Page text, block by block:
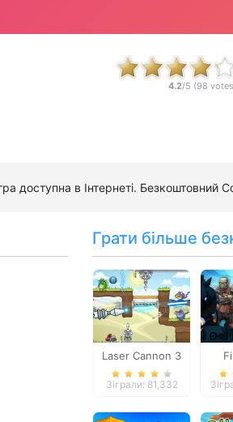
4.2/5 (98
доступна в Інтернеті. Безкоштовний
Грати більше
Laser Cannon 3
Зіграли: 81,332